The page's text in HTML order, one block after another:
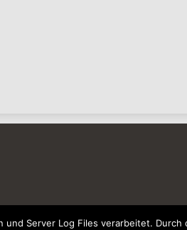
Server Log Files verarbeitet.